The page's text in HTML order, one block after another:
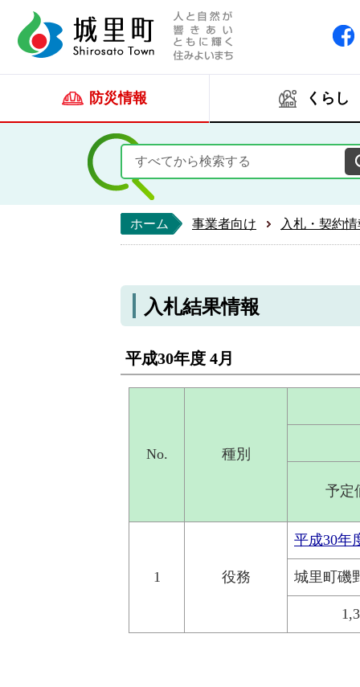
防災情報 くらし
ホーム 事業者向け 入札・契約
入札結果情報
平成30年度 4月
No. 種別
予定
1 役務
平成30年
城里町磯